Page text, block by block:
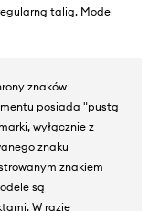
talią. Model
znaków
posiada "pustą
wyłącznie z
znaku
znakiem
są
W razie